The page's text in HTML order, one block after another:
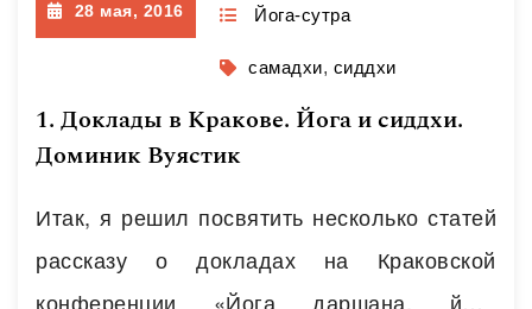
28 мая, 2016 Йога-сутра
самадхи, сиддхи
1. Доклады в Кракове. Йога и сиддхи.
Доминик Вуястик
Итак, я решил посвятить несколько статей
рассказу о докладах на Краковской
конференции «Йога даршана, йога